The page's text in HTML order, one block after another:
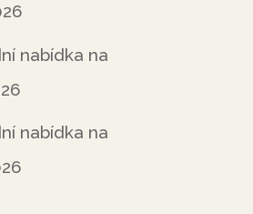
nabídka na
nabídka na